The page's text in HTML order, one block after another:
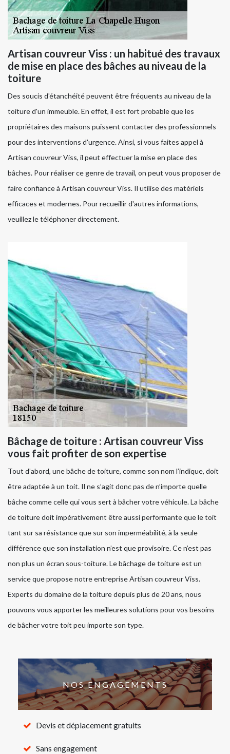
Artisan couvreur Viss : un habitué des travaux
de mise en place des bâches au niveau de la
toiture
Des soucis d'étanchéité peuvent être fréquents au niveau de la
toiture d'un immeuble. En effet, il est fort probable que les
propriétaires des maisons puissent contacter des professionnels
pour des interventions d'urgence. Ainsi, si vous faites appel à
Artisan couvreur Viss, il peut effectuer la mise en place des
bâches. Pour réaliser ce genre de travail, on peut vous proposer de
faire confiance à Artisan couvreur Viss. Il utilise des matériels
efficaces et modernes. Pour recueillir d'autres informations,
veuillez le téléphoner directement.
Bâchage de toiture : Artisan couvreur Viss
vous fait profiter de son expertise
Tout d’abord, une bâche de toiture, comme son nom l’indique, doit
être adaptée à un toit. Il ne s’agit donc pas de n’importe quelle
bâche comme celle qui vous sert à bâcher votre véhicule. La bâche
de toiture doit impérativement être aussi performante que le toit
tant sur sa résistance que sur son imperméabilité, à la seule
différence que son installation n’est que provisoire. Ce n’est pas
non plus un écran sous-toiture. Le bâchage de toiture est un
service que propose notre entreprise Artisan couvreur Viss.
Experts du domaine de la toiture depuis plus de 20 ans, nous
pouvons vous apporter les meilleures solutions pour vos besoins
de bâcher votre toit peu importe son type.
NOS ENGAGEMENTS
Devis et déplacement gratuits
Sans engagement